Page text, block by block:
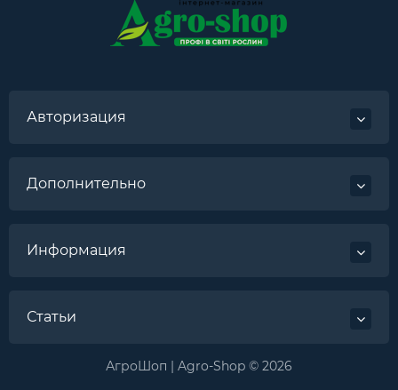
Авторизация
Дополнительно
Информация
Статьи
АгроШоп | Agro-Shop © 2026